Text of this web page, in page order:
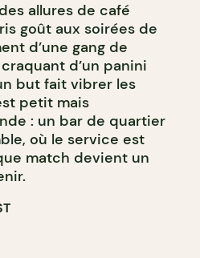
allures de café
goût aux soirées de
d’une gang de
d’un panini
but fait vibrer les
petit mais
: un bar de quartier
où le service est
match devient un